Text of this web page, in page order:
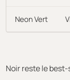
Neon Vert
Noir reste le